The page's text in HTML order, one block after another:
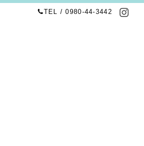
TEL / 0980-44-3442